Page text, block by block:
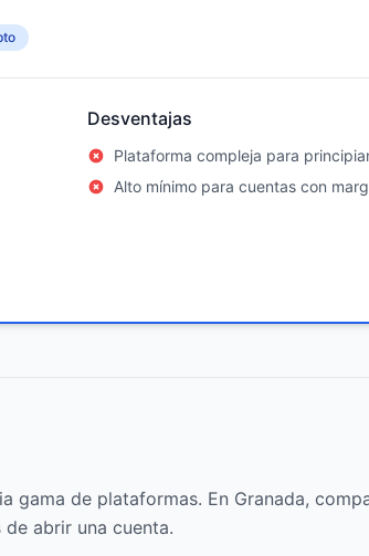
Desventajas
Plataforma compleja para
Alto mínimo para cuentas con
gama de plataformas. En Granada,
abrir una cuenta.